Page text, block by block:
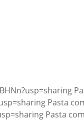
Pasta
Pasta